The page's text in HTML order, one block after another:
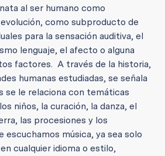
al ser humano como
como subproducto de
para la sensación auditiva, el
lenguaje, el afecto o alguna
factores.A través de la historia,
humanas estudiadas, se señala
se le relaciona con temáticas
niños, la curación, la danza, el
las procesiones y los
escuchamos música, ya sea solo
cualquier idioma o estilo,